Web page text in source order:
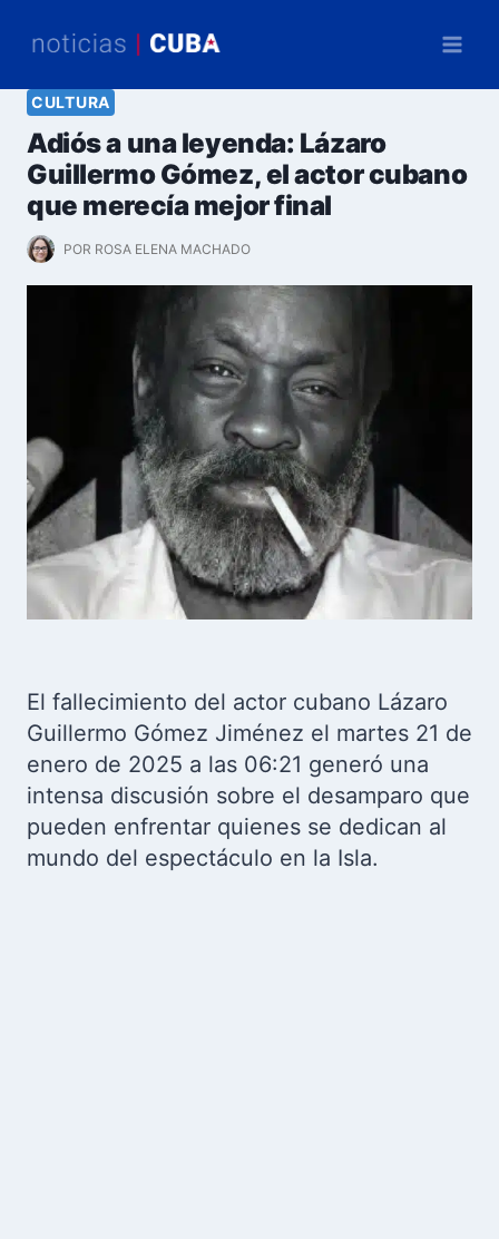
CULTURA
Adiós a una leyenda: Lázaro
Guillermo Gómez, el actor cubano
que merecía mejor final
POR ROSA ELENA MACHADO
El fallecimiento del actor cubano Lázaro
Guillermo Gómez Jiménez el martes 21 de
enero de 2025 a las 06:21 generó una
intensa discusión sobre el desamparo que
pueden enfrentar quienes se dedican al
mundo del espectáculo en la Isla.